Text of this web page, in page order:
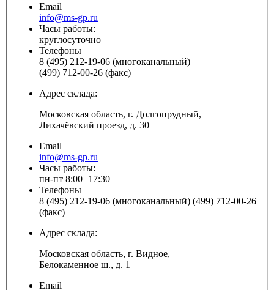
Email
info@ms-gp.ru
Часы работы:
круглосуточно
Телефоны
8 (495) 212-19-06 (многоканальный)
(499) 712-00-26 (факс)
Адрес склада:
Московская область, г. Долгопрудный,
Лихачёвский проезд, д. 30
Email
info@ms-gp.ru
Часы работы:
пн-пт 8:00−17:30
Телефоны
8 (495) 212-19-06 (многоканальный) (499) 712-00-26
(факс)
Адрес склада:
Московская область, г. Видное,
Белокаменное ш., д. 1
Email